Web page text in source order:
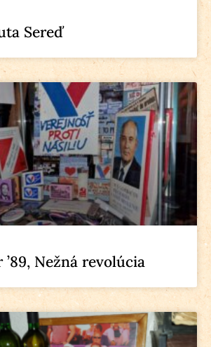
Sereď
’89, Nežná revolúcia